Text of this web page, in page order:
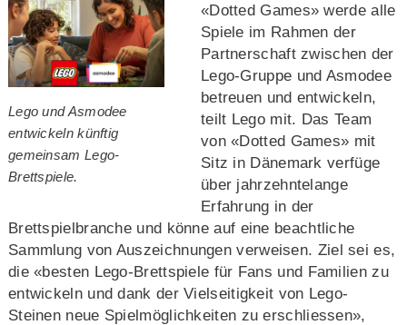
Lego und Asmodee
entwickeln künftig
gemeinsam Lego-
Brettspiele.
«Dotted Games» werde alle
Spiele im Rahmen der
Partnerschaft zwischen der
Lego-Gruppe und Asmodee
betreuen und entwickeln,
teilt Lego mit. Das Team
von «Dotted Games» mit
Sitz in Dänemark verfüge
über jahrzehntelange
Erfahrung in der
Brettspielbranche und könne auf eine beachtliche
Sammlung von Auszeichnungen verweisen. Ziel sei es,
die «besten Lego-Brettspiele für Fans und Familien zu
entwickeln und dank der Vielseitigkeit von Lego-
Steinen neue Spielmöglichkeiten zu erschliessen»,